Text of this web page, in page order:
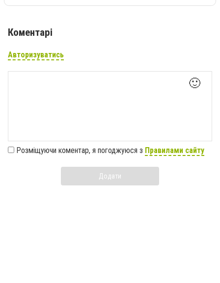
Коментарі
Авторизуватись
🙂
Розміщуючи коментар, я погоджуюся з Правилами сайту
Додати